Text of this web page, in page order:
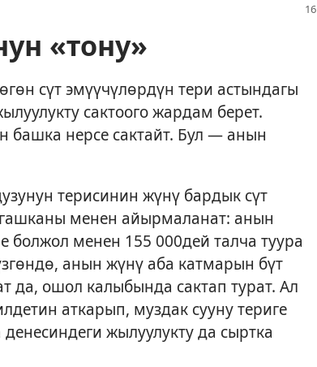
«тону»
сүт эмүүчүлөрдүн тери астындагы
сактоого жардам берет.
башка нерсе сактайт. Бул — анын
терисинин жүнү бардык сүт
менен айырмаланат: анын
болжол менен 155 000дей талча туура
анын жүнү аба катмарын бүт
да, ошол калыбында сактап турат. Ал
аткарып, муздак сууну териге
жылуулукту да сыртка